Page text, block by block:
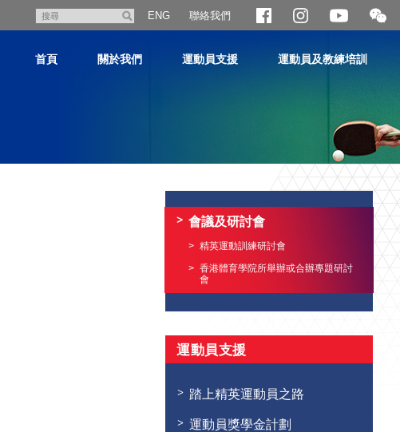
尋
ENG 聯絡我們
開
合
首頁 關於我們 運動員支援 運動員及教練培訓
會議及研討會
精英運動訓練研討會
香港體育學院所舉辦或合辦專題研討
會
運動員支援
踏上精英運動員之路
運動員獎學金計劃